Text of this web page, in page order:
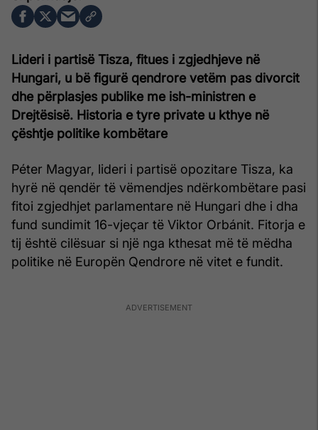
Lideri i partisë Tisza, fitues i zgjedhjeve në
Hungari, u bë figurë qendrore vetëm pas divorcit
dhe përplasjes publike me ish-ministren e
Drejtësisë. Historia e tyre private u kthye në
çështje politike kombëtare
Péter Magyar, lideri i partisë opozitare Tisza, ka
hyrë në qendër të vëmendjes ndërkombëtare pasi
fitoi zgjedhjet parlamentare në Hungari dhe i dha
fund sundimit 16-vjeçar të Viktor Orbánit. Fitorja e
tij është cilësuar si një nga kthesat më të mëdha
politike në Europën Qendrore në vitet e fundit.